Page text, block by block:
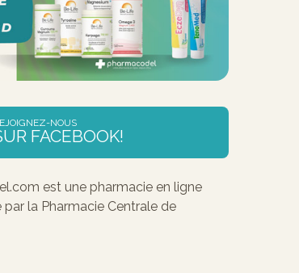
NOUS
FACEBOOK!
est une pharmacie en ligne
la Pharmacie Centrale de